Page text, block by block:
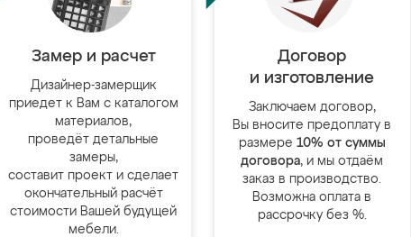
Замер и расчет
Дизайнер-замерщик
приедет к Вам с каталогом
материалов,
проведёт детальные
замеры,
составит проект и сделает
окончательный расчёт
стоимости Вашей будущей
мебели.
Договор
и изготовление
Заключаем договор,
Вы вносите предоплату в
размере 10% от суммы
договора, и мы отдаём
заказ в производство.
Возможна оплата в
рассрочку без %.